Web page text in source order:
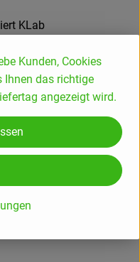
KLab
Kunden, Cookies
Ihnen das richtige
angezeigt wird.